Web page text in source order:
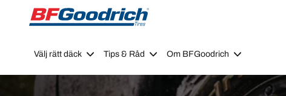
Go to page content
Go to page navigation
Välj rätt däck Tips & Råd Om BFGoodrich